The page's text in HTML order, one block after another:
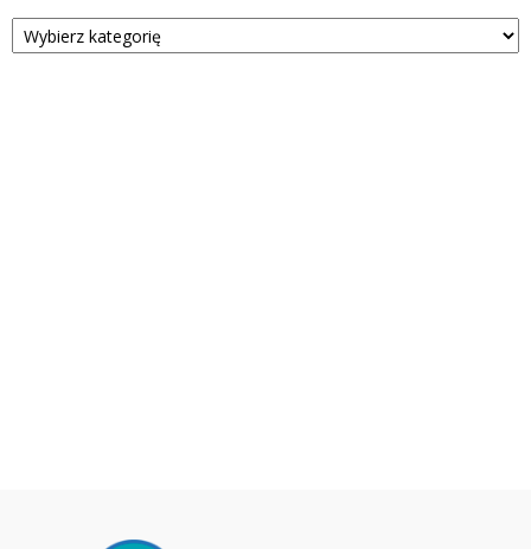
Kategorie